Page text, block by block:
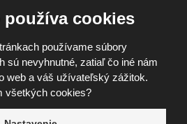
používa cookies
používame súbory
sú nevyhnutné, zatiaľ čo iné nám
web a váš užívateľský zážitok.
všetkých cookies?
FOMEI s.r.o.
Mapa stránokGDPRCookies
cookies
Google reCAPTCHA, a platia
osobných údajov